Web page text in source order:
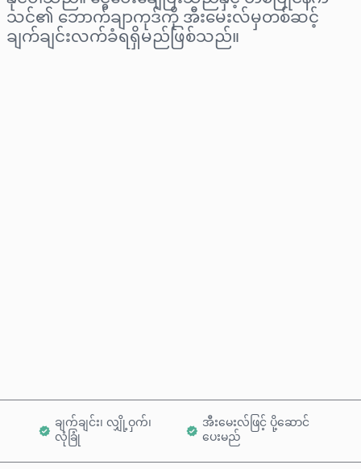
သင်၏ ဘောက်ချာကုဒ်ကို အီးမေးလ်မှတစ်ဆင့်
ချက်ချင်းလက်ခံရရှိမည်ဖြစ်သည်။
ချက်ချင်း၊ လျှို့ဝှက်၊
လုံခြုံ
အီးမေးလ်ဖြင့် ပို့ဆောင်
ပေးမည်